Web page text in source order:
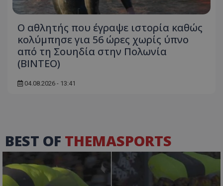
Ο αθλητής που έγραψε ιστορία καθώς
κολύμπησε για 56 ώρες χωρίς ύπνο
από τη Σουηδία στην Πολωνία
(ΒΙΝΤΕΟ)
04.08.2026 - 13:41
BEST OF THEMASPORTS